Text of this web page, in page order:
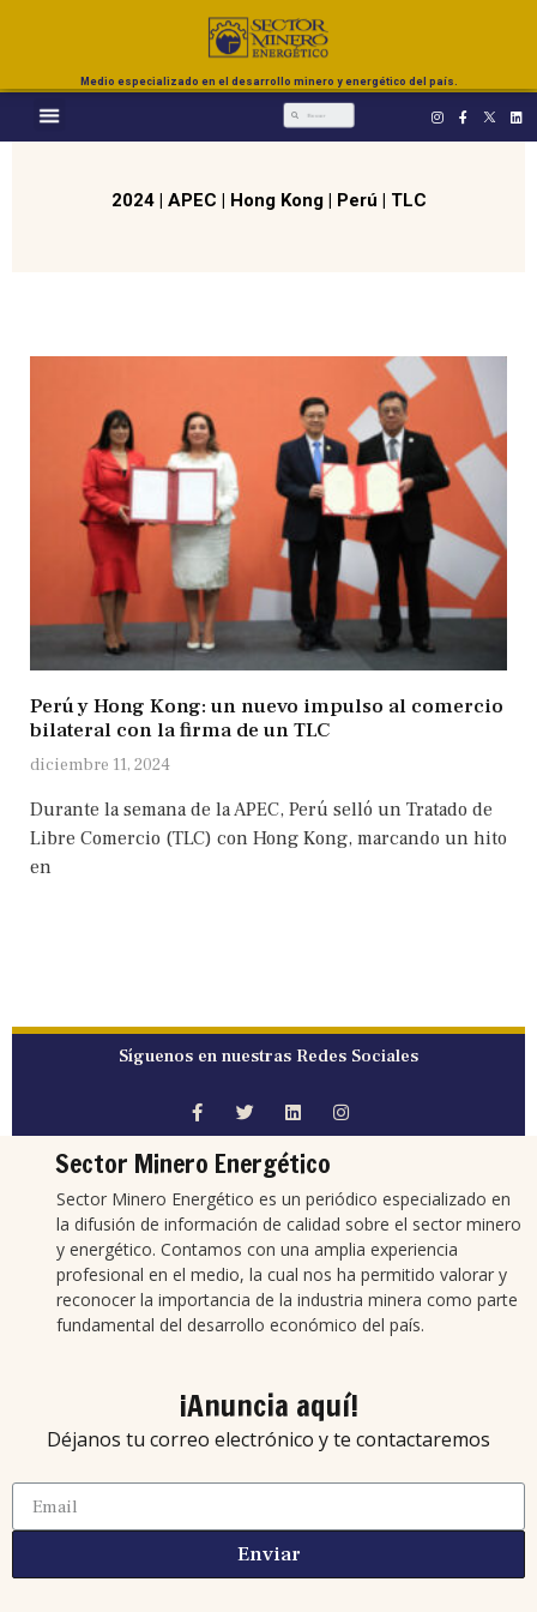
Medio especializado en el desarrollo minero y energético del país.
2024| APEC | Hong Kong| Perú | TLC
Perú y Hong Kong: un nuevo impulso al comercio
bilateral con la firma de un TLC
diciembre 11, 2024
Durante la semana de la APEC, Perú selló un Tratado de
Libre Comercio (TLC) con Hong Kong, marcando un hito
en
Síguenos en nuestras Redes Sociales
Sector Minero Energético
Sector Minero Energético es un periódico especializado en
la difusión de información de calidad sobre el sector minero
y energético. Contamos con una amplia experiencia
profesional en el medio, la cual nos ha permitido valorar y
reconocer la importancia de la industria minera como parte
fundamental del desarrollo económico del país.
¡Anuncia aquí!
Déjanos tu correo electrónico y te contactaremos
Enviar